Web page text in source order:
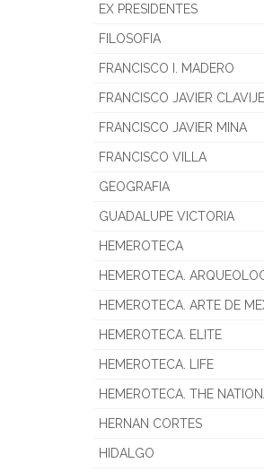
EX PRESIDENTES
FILOSOFIA
FRANCISCO I. MADERO
FRANCISCO JAVIER
FRANCISCO JAVIER MINA
FRANCISCO VILLA
GEOGRAFIA
GUADALUPE VICTORIA
HEMEROTECA
HEMEROTECA.
HEMEROTECA. ARTE DE
HEMEROTECA. ELITE
HEMEROTECA. LIFE
HEMEROTECA. THE
HERNAN CORTES
HIDALGO